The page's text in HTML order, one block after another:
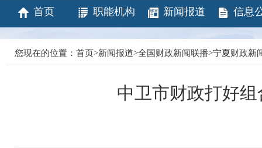
首页 职能机构 新闻报道 信息
您现在的位置： 首页>新闻报道>全国财政新闻联播>宁夏财政新
中卫市财政打好